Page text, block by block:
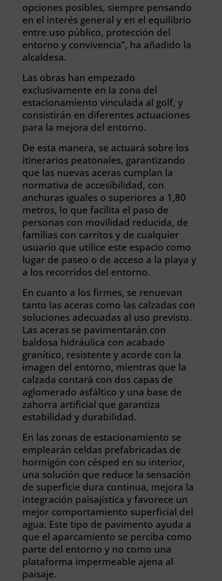
opciones posibles, siempre pensando
en el interés general y en el equilibrio
entre uso público, protección del
entorno y convivencia”, ha añadido la
alcaldesa.
Las obras han empezado
exclusivamente en la zona del
estacionamiento vinculada al golf, y
consistirán en diferentes actuaciones
para la mejora del entorno.
De esta manera, se actuará sobre los
itinerarios peatonales, garantizando
que las nuevas aceras cumplan la
normativa de accesibilidad, con
anchuras iguales o superiores a 1,80
metros, lo que facilita el paso de
personas con movilidad reducida, de
familias con carritos y de cualquier
usuario que utilice este espacio como
lugar de paseo o de acceso a la playa y
a los recorridos del entorno.
En cuanto a los firmes, se renuevan
tanto las aceras como las calzadas con
soluciones adecuadas al uso previsto.
Las aceras se pavimentarán con
baldosa hidráulica con acabado
granítico, resistente y acorde con la
imagen del entorno, mientras que la
calzada contará con dos capas de
aglomerado asfáltico y una base de
zahorra artificial que garantiza
estabilidad y durabilidad.
En las zonas de estacionamiento se
emplearán celdas prefabricadas de
hormigón con césped en su interior,
una solución que reduce la sensación
de superficie dura continua, mejora la
integración paisajística y favorece un
mejor comportamiento superficial del
agua. Este tipo de pavimento ayuda a
que el aparcamiento se perciba como
parte del entorno y no como una
plataforma impermeable ajena al
paisaje.